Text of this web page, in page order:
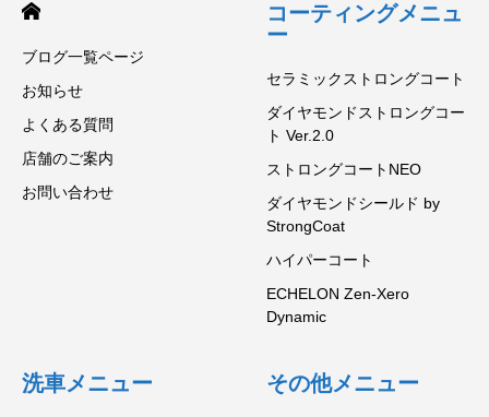
ブログ一覧ページ
お知らせ
よくある質問
店舗のご案内
お問い合わせ
コーティングメニュ
ー
セラミックストロングコート
ダイヤモンドストロングコー
ト Ver.2.0
ストロングコートNEO
ダイヤモンドシールド by
StrongCoat
ハイパーコート
ECHELON Zen-Xero
Dynamic
洗車メニュー その他メニュー